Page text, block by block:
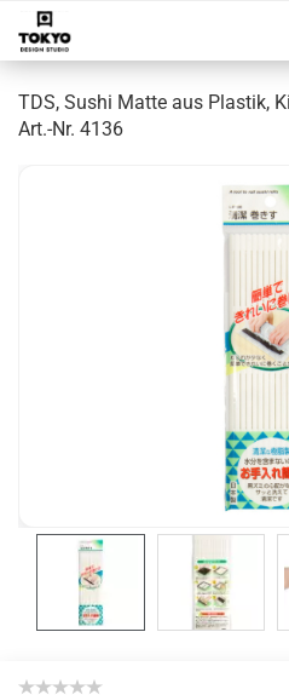
TDS, Sushi Matte aus Plastik,
Art.-Nr. 4136